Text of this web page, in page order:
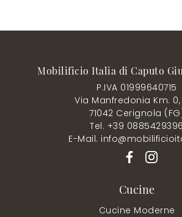
Mobilificio Italia di Caputo
P.IVA 01999640715
Via Manfredonia Km. 0,
71042 Cerignola
Tel. +39 0885429396
E-Mail.
Cucine
Cucine Moderne